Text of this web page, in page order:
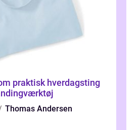
praktisk hverdagsting
Thomas Andersen